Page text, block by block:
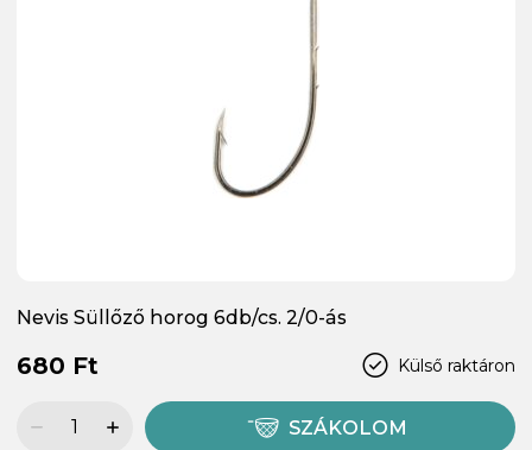
Nevis Süllőző horog 6db/cs. 2/0-ás
Külső raktáron
680 Ft
SZÁKOLOM